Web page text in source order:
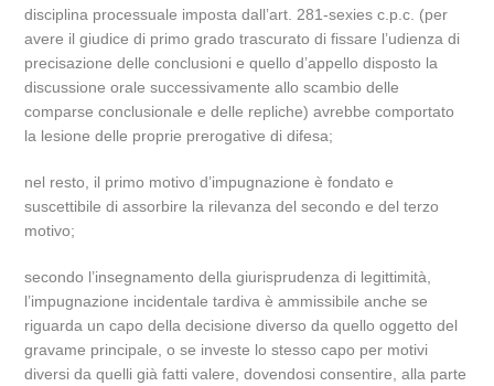
disciplina processuale imposta dall’art. 281-sexies c.p.c. (per
avere il giudice di primo grado trascurato di fissare l’udienza di
precisazione delle conclusioni e quello d’appello disposto la
discussione orale successivamente allo scambio delle
comparse conclusionale e delle repliche) avrebbe comportato
la lesione delle proprie prerogative di difesa;
nel resto, il primo motivo d’impugnazione è fondato e
suscettibile di assorbire la rilevanza del secondo e del terzo
motivo;
secondo l’insegnamento della giurisprudenza di legittimità,
l’impugnazione incidentale tardiva è ammissibile anche se
riguarda un capo della decisione diverso da quello oggetto del
gravame principale, o se investe lo stesso capo per motivi
diversi da quelli già fatti valere, dovendosi consentire, alla parte